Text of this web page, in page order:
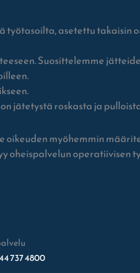
työtasoilta, asetettu takaisin
Suosittelemme
jätetystä roskasta ja
myöhemmin
oheispalvelun operatiivisen
737 4800